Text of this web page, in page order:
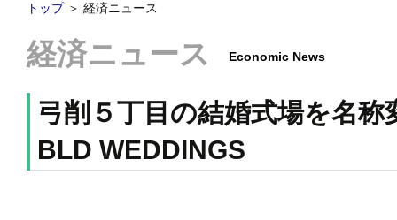
トップ ＞ 経済ニュース
経済ニュース Economic News
弓削５丁目の結婚式場を名
BLD WEDDINGS